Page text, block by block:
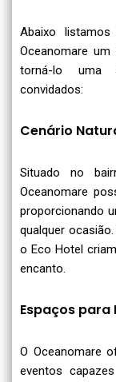
Abaixo
Oceanomare
torná-lo uma
convidados:
Cenário
Situado no
Oceanomare
proporcionando
qualquer
o Eco Hotel
encanto.
Espaços para
O Oceanomare
eventos